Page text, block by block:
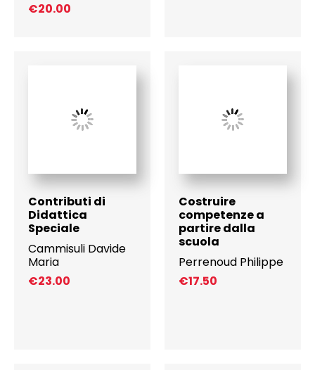
€20.00
Contributi di
Didattica
Speciale
Cammisuli Davide
Maria
€23.00
Costruire
competenze a
partire dalla
scuola
Perrenoud Philippe
€17.50